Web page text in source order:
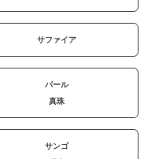
サファイア
パール
真珠
サンゴ